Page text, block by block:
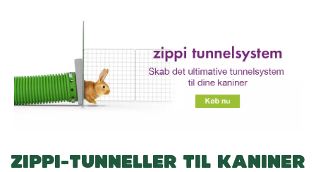
ZIPPI-TUNNELLER TIL KANINER